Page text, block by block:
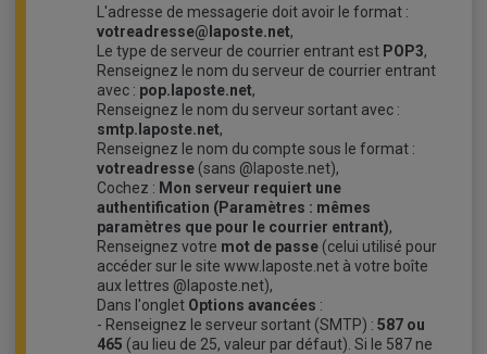
L'adresse de messagerie doit avoir le format :
votreadresse@laposte.net,
Le type de serveur de courrier entrant est POP3,
Renseignez le nom du serveur de courrier entrant
avec : pop.laposte.net,
Renseignez le nom du serveur sortant avec :
smtp.laposte.net,
Renseignez le nom du compte sous le format :
votreadresse (sans @laposte.net),
Cochez : Mon serveur requiert une
authentification (Paramètres : mêmes
paramètres que pour le courrier entrant),
Renseignez votre mot de passe (celui utilisé pour
accéder sur le site www.laposte.net à votre boîte
aux lettres @laposte.net),
Dans l'onglet Options avancées :
- Renseignez le serveur sortant (SMTP) : 587 ou
465 (au lieu de 25, valeur par défaut). Si le 587 ne